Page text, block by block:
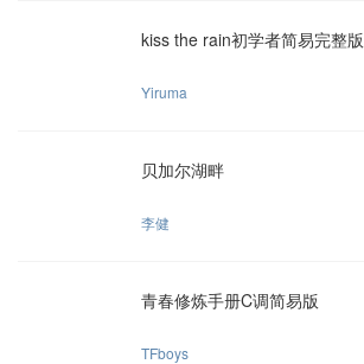
kiss the rain初学者简易完整版
Yiruma
贝加尔湖畔
李健
青春修炼手册C调简易版
TFboys